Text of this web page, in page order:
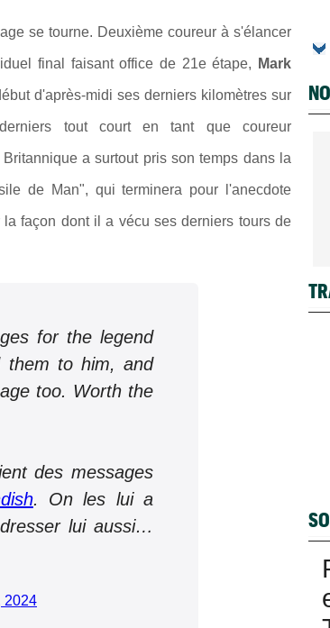
se tourne. Deuxième coureur à s'élancer
final faisant office de 21e étape, Mark
d'après-midi ses derniers kilomètres sur
tout court en tant que coureur
a surtout pris son temps dans la
de Man", qui terminera pour l'anecdote
façon dont il a vécu ses derniers tours de
for the legend
them to him, and
too. Worth the
des messages
. On les lui a
lui aussi…
2024